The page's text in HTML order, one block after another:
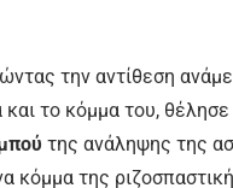
την αντίθεση
και το κόμμα του,
της ανάληψης της
κόμμα της